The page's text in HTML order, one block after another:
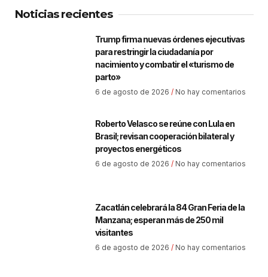
Noticias recientes
Trump firma nuevas órdenes ejecutivas
para restringir la ciudadanía por
nacimiento y combatir el «turismo de
parto»
6 de agosto de 2026 No hay comentarios
Roberto Velasco se reúne con Lula en
Brasil; revisan cooperación bilateral y
proyectos energéticos
6 de agosto de 2026 No hay comentarios
Zacatlán celebrará la 84 Gran Feria de la
Manzana; esperan más de 250 mil
visitantes
6 de agosto de 2026 No hay comentarios